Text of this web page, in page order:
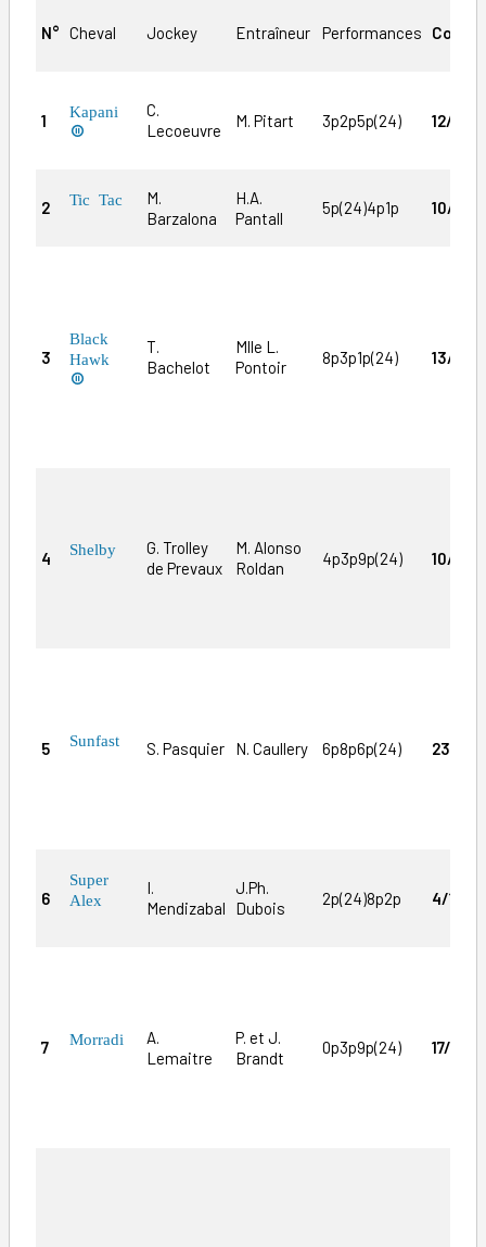
N° Cheval Jockey Entraîneur Performances Cote
1
Kapani

C.
Lecoeuvre
M. Pitart 3p2p5p(24) 12/1
2 Tic Tac
M.
Barzalona
H.A.
Pantall
5p(24)4p1p 10/1
3
Black
Hawk

T.
Bachelot
Mlle L.
Pontoir
8p3p1p(24) 13/1
4
Shelby
G. Trolley
de Prevaux
M. Alonso
Roldan
4p3p9p(24) 10/1
5 Sunfast S. Pasquier N. Caullery 6p8p6p(24) 23/1
6
Super
Alex
I.
Mendizabal
J.Ph.
Dubois
2p(24)8p2p 4/1
7 Morradi
A.
Lemaitre
P. et J.
Brandt
0p3p9p(24) 17/1